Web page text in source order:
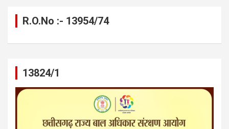
R.O.No :- 13954/74
13824/1